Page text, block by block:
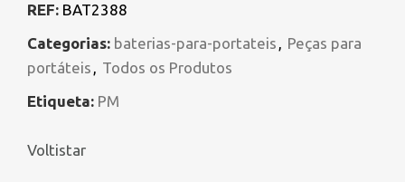
REF: BAT2388
Categorias: baterias-para-portateis , Peças para
portáteis , Todos os Produtos
Etiqueta: PM
Voltistar